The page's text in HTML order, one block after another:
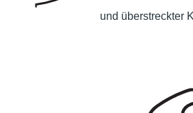
und überstreckter